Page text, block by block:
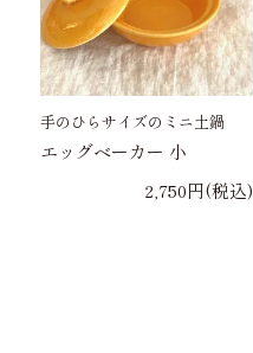
手のひらサイズのミニ土鍋
エッグベーカー 小
2,750円(税込)